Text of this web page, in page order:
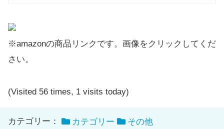
※amazonの商品リンクです。画像をクリックしてくだ
さい。
(Visited 56 times, 1 visits today)
カテゴリー： カテゴリー
その他